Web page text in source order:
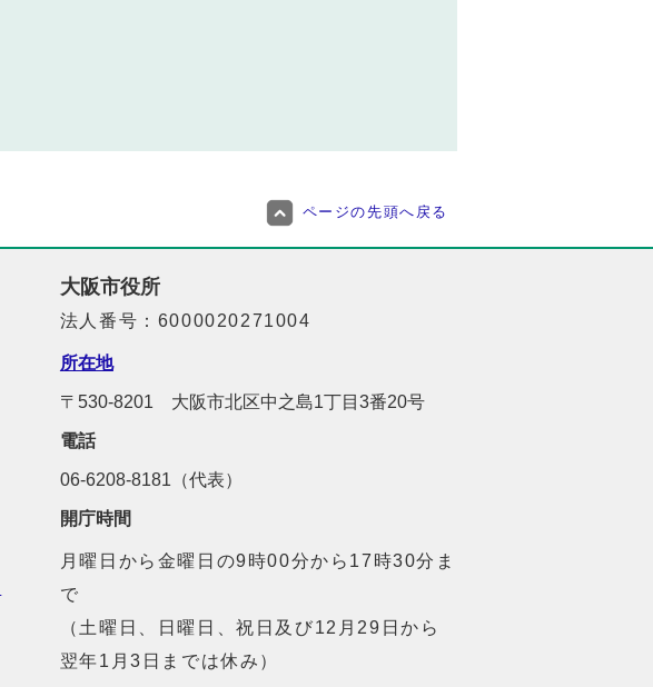
ページの先頭へ戻る
大阪市役所
法人番号：6000020271004
所在地
〒530-8201 大阪市北区中之島1丁目3番20号
電話
06-6208-8181（代表）
開庁時間
月曜日から金曜日の9時00分から17時30分ま
で
（土曜日、日曜日、祝日及び12月29日から
翌年1月3日までは休み）